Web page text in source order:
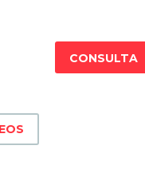
CONSULTA